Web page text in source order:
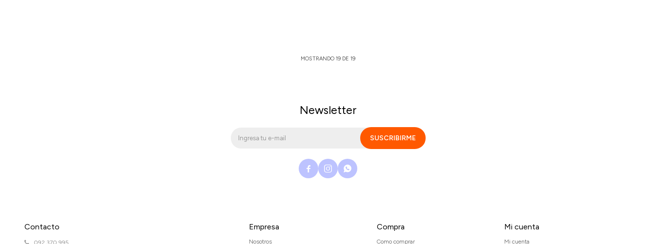
MOSTRANDO 19 DE 19
Contacto
092 370 995
Empresa
Nosotros
Compra
Como comprar
Mi cuenta
Mi cuenta
Newsletter
SUSCRIBIRME
  